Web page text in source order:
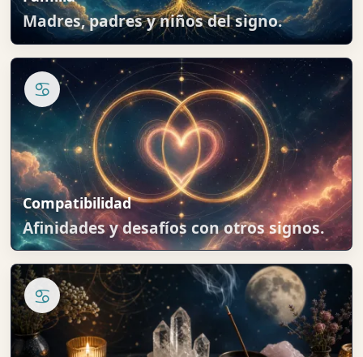
Madres, padres y niños del signo.
♋
Compatibilidad
Afinidades y desafíos con otros signos.
♋